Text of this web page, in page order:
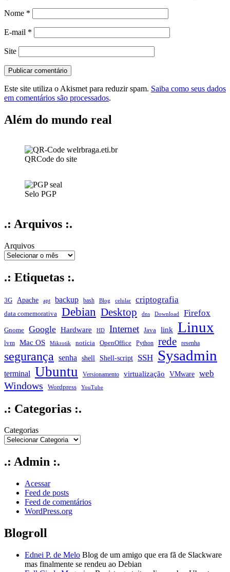
Nome *
E-mail *
Site
Este site utiliza o Akismet para reduzir spam. Saiba como seus dados
em comentários são processados.
Além do mundo real
QRCode do site
Selo PGP
.: Arquivos :.
Arquivos
.: Etiquetas :.
3G Apache apt backup bash Blog celular criptografia
data comemorativa Debian Desktop dns Download Firefox
Gnome Google Hardware HD Internet Java link Linux
lvm Mac OS Mikrotik notícia OpenOffice Python rede resenha
segurança senha shell Shell-script SSH Sysadmin
terminal Ubuntu Versionamento virtualização VMware web
Windows Wordpress YouTube
.: Categorias :.
Categorias
.: Admin :.
Acessar
Feed de posts
Feed de comentários
WordPress.org
Blogroll
Ednei P. de Melo Blog de um amigo que era fã de Slackware
mas finalmente se rendeu ao Debian